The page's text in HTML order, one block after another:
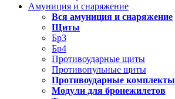
Амуниция и снаряжение
Вся амуниция и снаряжение
Щиты
Бр3
Бр4
Противоударные щиты
Противопульные щиты
Противоударные комплекты
Модули для бронежилетов